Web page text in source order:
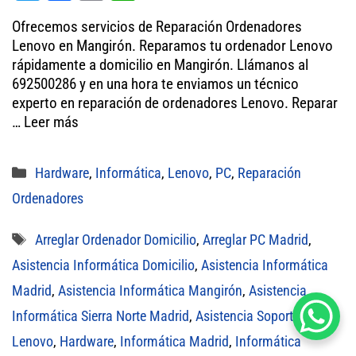
tt
er
bo
ok
m
ail
ha
ts
A
pp
Ofrecemos servicios de Reparación Ordenadores
Lenovo en Mangirón. Reparamos tu ordenador Lenovo
rápidamente a domicilio en Mangirón. Llámanos al
692500286 y en una hora te enviamos un técnico
experto en reparación de ordenadores Lenovo. Reparar
… Leer más
Categorías
Hardware, Informática, Lenovo, PC, Reparación
Ordenadores
Etiquetas
Arreglar Ordenador Domicilio, Arreglar PC Madrid,
Asistencia Informática Domicilio, Asistencia Informática
Madrid, Asistencia Informática Mangirón, Asistencia
Informática Sierra Norte Madrid, Asistencia Soporte
Lenovo, Hardware, Informática Madrid, Informática